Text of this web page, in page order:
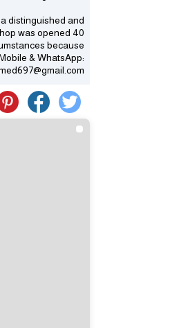
distinguished and
was opened 40
because
& WhatsApp: